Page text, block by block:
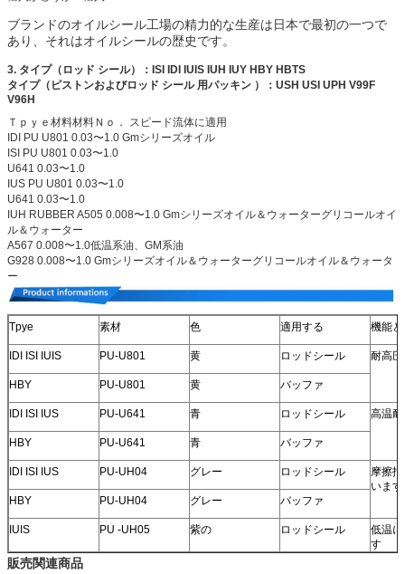
ブランドのオイルシール工場の精力的な生産は日本で最初の一つで
あり、それはオイルシールの歴史です。
3. タイプ（ロッド シール）：ISI IDI IUIS IUH IUY HBY HBTS
タイプ（ピストンおよびロッド シール 用パッキン ）：USH USI UPH V99F
V96H
Ｔｐｙｅ材料材料Ｎｏ． スピード流体に適用
IDI PU U801 0.03〜1.0 Gmシリーズオイル
ISI PU U801 0.03〜1.0
U641 0.03〜1.0
IUS PU U801 0.03〜1.0
U641 0.03〜1.0
IUH RUBBER A505 0.008〜1.0 Gmシリーズオイル＆ウォーターグリコールオイ
ル＆ウォーター
A567 0.008〜1.0低温系油、GM系油
G928 0.008〜1.0 Gmシリーズオイル＆ウォーターグリコールオイル＆ウォータ
ー
Tpye 素材 色 適用する 機能
IDI ISI IUIS PU-U801 黄 ロッドシール 耐高
HBY PU-U801 黄 バッファ
IDI ISI IUS PU-U641 青 ロッドシール 高温
HBY PU-U641 青 バッファ
IDI ISI IUS PU-UH04 グレー ロッドシール
摩擦
います
HBY
PU-UH04 グレー バッファ
IUIS PU -UH05 紫の ロッドシール
低温
す
販売関連商品